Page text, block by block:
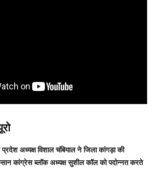
अध्यक्ष विशाल चंबियाल ने जिला कांगड़ा की
कांग्रेस ब्लॉक अध्यक्ष सुशील कॉल को पदोन्नत करते